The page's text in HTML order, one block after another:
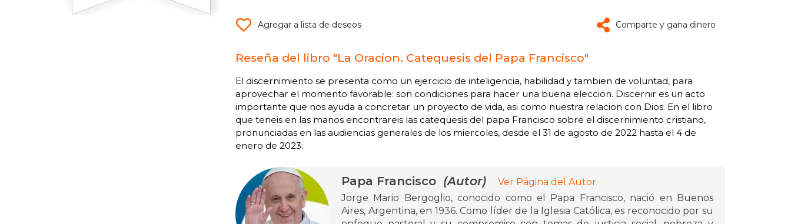
Agregar a lista de deseos Comparte y gana dinero
Reseña del libro "La Oracion. Catequesis del Papa Francisco"
El discernimiento se presenta como un ejercicio de inteligencia, habilidad y tambien de voluntad, para
aprovechar el momento favorable: son condiciones para hacer una buena eleccion. Discernir es un acto
importante que nos ayuda a concretar un proyecto de vida, asi como nuestra relacion con Dios. En el libro
que teneis en las manos encontrareis las catequesis del papa Francisco sobre el discernimiento cristiano,
pronunciadas en las audiencias generales de los miercoles, desde el 31 de agosto de 2022 hasta el 4 de
enero de 2023.
Papa Francisco (Autor)
Ver Página del Autor
Jorge Mario Bergoglio, conocido como el Papa Francisco, nació en Buenos
Aires, Argentina, en 1936. Como líder de la Iglesia Católica, es reconocido por su